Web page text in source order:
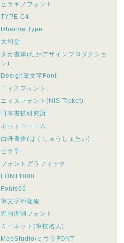
ヒラギノフォント
TYPE C4
Dharma Type
大和堂
タカ書体(たかデザインプロダクショ
ン)
Design筆文字Font
ニィスフォント
ニィスフォント(NIS Ticket)
日本書技研究所
ネットユーコム
白舟書体(はくしゅうしょたい)
ビラ学
フォントグラフィック
FONT1000
Fonts66
筆文字や隆庵
堀内湖洲フォント
ミーネット(筆技名人)
MopStudio/ミウラFONT